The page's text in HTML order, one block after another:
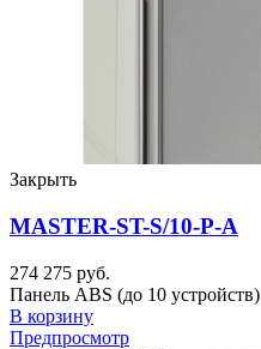
Закрыть
MASTER-ST-S/10-P-A
274 275 руб.
Панель ABS (до 10 устройств)
В корзину
Предпросмотр